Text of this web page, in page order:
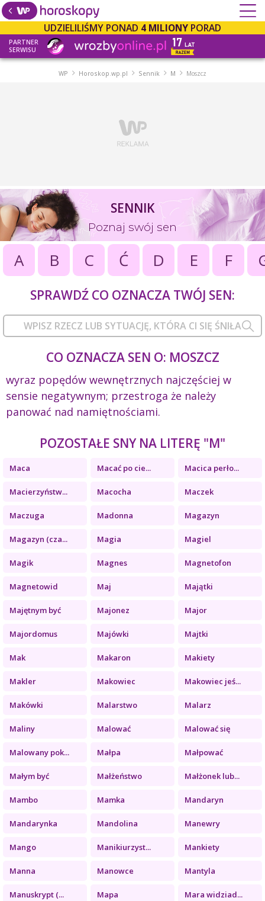
UDZIELILIŚMY PONAD 4 MILIONY PORAD
PARTNER
SERWISU
WP Horoskop.wp.pl Sennik M Moszcz
SENNIK
Poznaj swój sen
A B C Ć D E F
SPRAWDŹ CO OZNACZA TWÓJ SEN:
CO OZNACZA SEN O: MOSZCZ
wyraz popędów wewnętrznych najczęściej w
sensie negatywnym; przestroga że należy
panować nad namiętnościami.
POZOSTAŁE SNY NA LITERĘ "M"
Maca Macać po cie... Macica perło...
Macierzyństw... Macocha Maczek
Maczuga Madonna Magazyn
Magazyn (cza... Magia Magiel
Magik Magnes Magnetofon
Magnetowid Maj Majątki
Majętnym być Majonez Major
Majordomus Majówki Majtki
Mak Makaron Makiety
Makler Makowiec Makowiec jeś...
Makówki Malarstwo Malarz
Maliny Malować Malować się
Malowany pok... Małpa Małpować
Małym być Małżeństwo Małżonek lub...
Mambo Mamka Mandaryn
Mandarynka Mandolina Manewry
Mango Manikiurzyst... Mankiety
Manna Manowce Mantyla
Manuskrypt (... Mapa Mara widziad...